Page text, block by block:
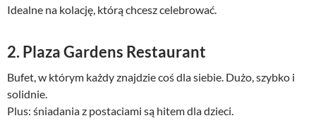
Idealne na kolację, którą chcesz celebrować.
2. Plaza Gardens Restaurant
Bufet, w którym każdy znajdzie coś dla siebie. Dużo, szybko i
solidnie.
Plus: śniadania z postaciami są hitem dla dzieci.